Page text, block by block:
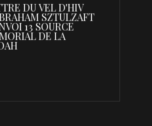
DU VEL D'HIV
SZTULZAFT
13 SOURCE
DE LA